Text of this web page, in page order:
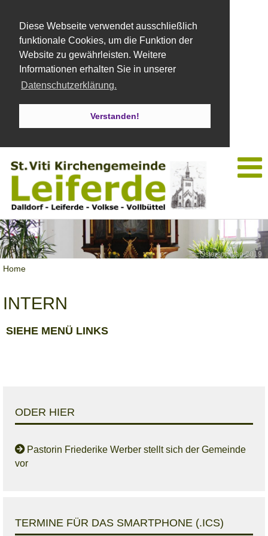
Diese Webseite verwendet ausschließlich
funktionale Cookies, um die Funktion der
Website zu gewährleisten. Weitere
Informationen erhalten Sie in unserer
Datenschutzerklärung.
Verstanden!
Ostersonntag 2019
Home
INTERN
SIEHE MENÜ LINKS
ODER HIER
Pastorin Friederike Werber stellt sich der Gemeinde
vor
TERMINE FÜR DAS SMARTPHONE (.ICS)